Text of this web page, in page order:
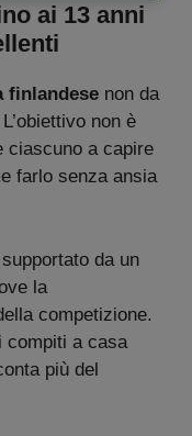
ai 13 anni
finlandese non da
non è
ciascuno a capire
farlo senza ansia
da un
la
competizione.
compiti a casa
più del